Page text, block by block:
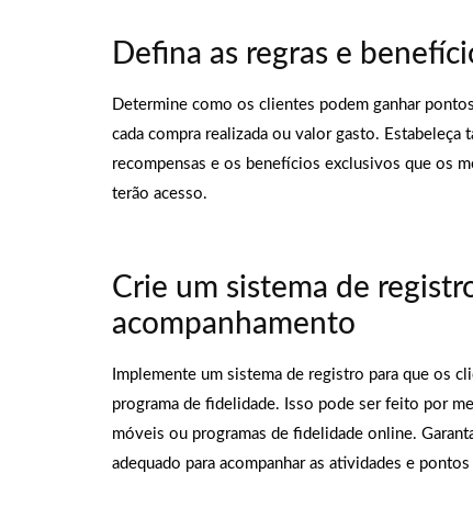
Defina as regras e
Determine como os clientes podem ganhar
cada compra realizada ou valor gasto. Estabeleça
recompensas e os benefícios exclusivos que os
terão acesso.
Crie um sistema de
acompanhamento
Implemente um sistema de registro para que os
programa de fidelidade. Isso pode ser feito por
móveis ou programas de fidelidade online.
adequado para acompanhar as atividades e